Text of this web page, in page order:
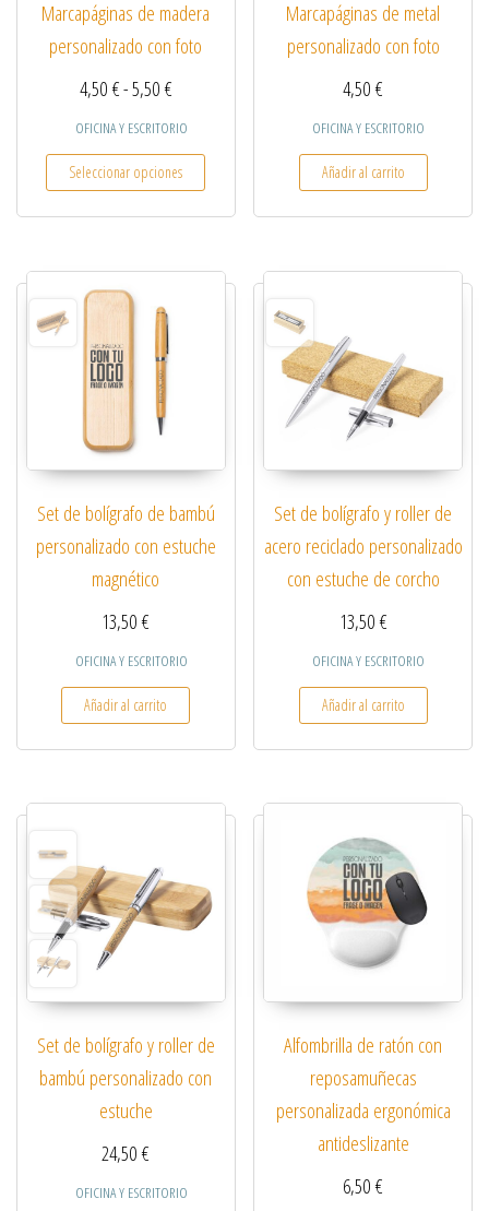
Marcapáginas de madera
personalizado con foto
4,50€-5,50€Rango de precios: desde 4,50 € hasta 5,50 €
OFICINA Y ESCRITORIO
Seleccionar opciones
Este producto tiene múltiples variantes. Las
Marcapáginas de metal
personalizado con foto
4,50€
OFICINA Y ESCRITORIO
Añadir al carrito
Set de bolígrafo de bambú
personalizado con estuche
magnético
13,50€
OFICINA Y ESCRITORIO
Añadir al carrito
Set de bolígrafo y roller de
acero reciclado personalizado
con estuche de corcho
13,50€
OFICINA Y ESCRITORIO
Añadir al carrito
Set de bolígrafo y roller de
bambú personalizado con
estuche
24,50€
OFICINA Y ESCRITORIO
Alfombrilla de ratón con
reposamuñecas
personalizada ergonómica
antideslizante
6,50€